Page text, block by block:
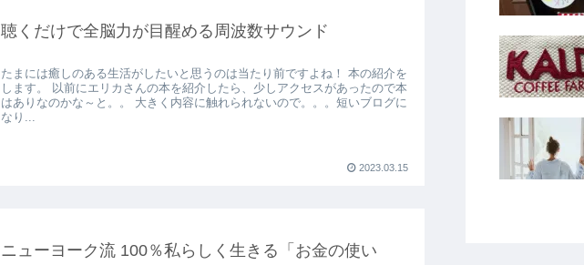
聴くだけで全脳力が目醒める周波数サウンド
たまには癒しのある生活がしたいと思うのは当たり前ですよね！ 本の紹介を
します。 以前にエリカさんの本を紹介したら、少しアクセスがあったので本
はありなのかな～と。。 大きく内容に触れられないので。。。短いブログに
なり...
2023.03.15
ニューヨーク流 100％私らしく生きる「お金の使い